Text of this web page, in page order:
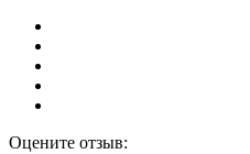
Оцените отзыв: